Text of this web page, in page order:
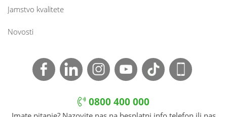
Jamstvo kvalitete
Novosti
0800 400 000